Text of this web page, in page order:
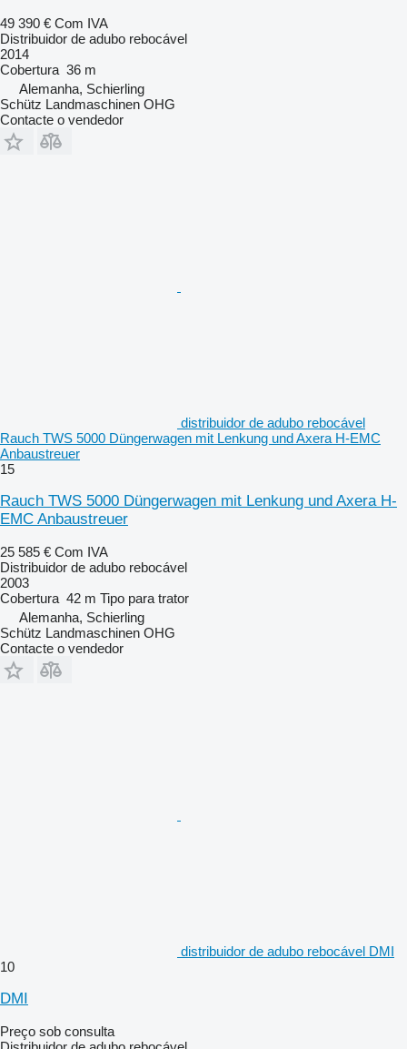
49 390 € Com IVA
Distribuidor de adubo rebocável
2014
Cobertura 36 m
Alemanha, Schierling
Schütz Landmaschinen OHG
Contacte o vendedor
distribuidor de adubo rebocável
Rauch TWS 5000 Düngerwagen mit Lenkung und Axera H-EMC
Anbaustreuer
15
Rauch TWS 5000 Düngerwagen mit Lenkung und Axera H-
EMC Anbaustreuer
25 585 € Com IVA
Distribuidor de adubo rebocável
2003
Cobertura 42 m Tipo para trator
Alemanha, Schierling
Schütz Landmaschinen OHG
Contacte o vendedor
distribuidor de adubo rebocável DMI
10
DMI
Preço sob consulta